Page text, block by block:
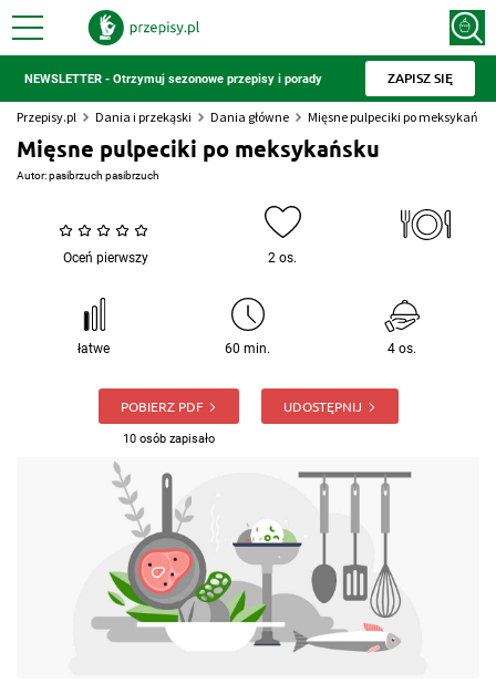
NEWSLETTER - Otrzymuj sezonowe przepisy i porady ZAPISZ SIĘ
Przepisy.pl Dania i przekąski Dania główne Mięsne pulpeciki po
Mięsne pulpeciki po meksykańsku
Autor:pasibrzuch pasibrzuch
Oceń pierwszy 2 os.
łatwe 60 min. 4 os.
POBIERZ PDF
10 osób zapisało
UDOSTĘPNIJ